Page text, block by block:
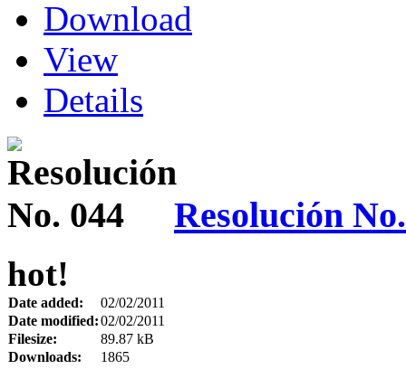
Download
View
Details
Resolución
hot!
Date added:
02/02/2011
Date modified:02/02/2011
Filesize:
89.87 kB
Downloads:
1865